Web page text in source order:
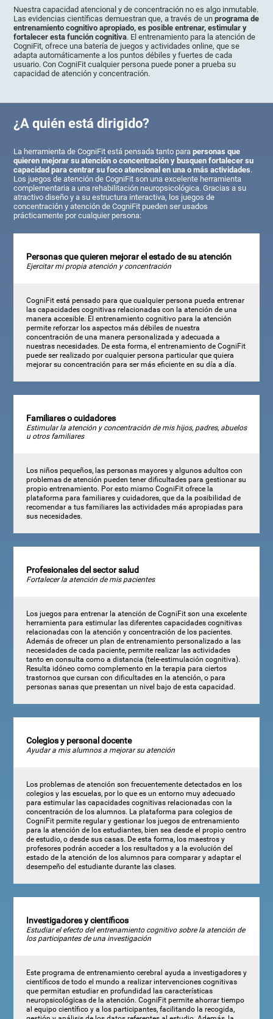
Nuestra capacidad atencional y de concentración no es algo inmutable.
Las evidencias científicas demuestran que, a través de unprograma de
entrenamiento cognitivo apropiado, es posible entrenar, estimular y
fortalecer esta función cognitiva. El entrenamiento para la atención de
CogniFit, ofrece una batería de juegos y actividades online, que se
adapta automáticamente a los puntos débiles y fuertes de cada
usuario. Con CogniFit cualquier persona puede poner a prueba su
capacidad de atención y concentración.
¿A quién está dirigido?
La herramienta de CogniFit está pensada tanto parapersonas que
quieren mejorar su atención o concentración y busquen fortalecer su
capacidad para centrar su foco atencional en una o más actividades.
Los juegos de atención de CogniFit son una excelente herramienta
complementaria a una rehabilitación neuropsicológica. Gracias a su
atractivo diseño y a su estructura interactiva, los juegos de
concentración y atención de CogniFit pueden ser usados
prácticamente por cualquier persona:
Personas que quieren mejorar el estado de su atención
Ejercitar mi propia atención y concentración
CogniFit está pensado para que cualquier persona pueda entrenar
las capacidades cognitivas relacionadas con la atención de una
manera accesible. El entrenamiento cognitivo para la atención
permite reforzar los aspectos más débiles de nuestra
concentración de una manera personalizada y adecuada a
nuestras necesidades. De esta forma, el entrenamiento de CogniFit
puede ser realizado por cualquier persona particular que quiera
mejorar su concentración para ser más eficiente en su día a día.
Familiares o cuidadores
Estimular la atención y concentración de mis hijos, padres, abuelos
u otros familiares
Los niños pequeños, las personas mayores y algunos adultos con
problemas de atención pueden tener dificultades para gestionar su
propio entrenamiento. Por esto mismo CogniFit ofrece la
plataforma para familiares y cuidadores, que da la posibilidad de
recomendar a tus familiares las actividades más apropiadas para
sus necesidades.
Profesionales del sector salud
Fortalecer la atención de mis pacientes
Los juegos para entrenar la atención de CogniFit son una excelente
herramienta para estimular las diferentes capacidades cognitivas
relacionadas con la atención y concentración de los pacientes.
Además de ofrecer un plan de entrenamiento personalizado a las
necesidades de cada paciente, permite realizar las actividades
tanto en consulta como a distancia (tele-estimulación cognitiva).
Resulta idóneo como complemento en la terapia para ciertos
trastornos que cursan con dificultades en la atención, o para
personas sanas que presentan un nivel bajo de esta capacidad.
Colegios y personal docente
Ayudar a mis alumnos a mejorar su atención
Los problemas de atención son frecuentemente detectados en los
colegios y las escuelas, por lo que es un entorno muy adecuado
para estimular las capacidades cognitivas relacionadas con la
concentración de los alumnos. La plataforma para colegios de
CogniFit permite regular y gestionar los juegos de entrenamiento
para la atención de los estudiantes, bien sea desde el propio centro
de estudio, o desde sus casas. De esta forma, los maestros y
profesores podrán acceder a los resultados y a la evolución del
estado de la atención de los alumnos para comparar y adaptar el
desempeño del estudiante durante las clases.
Investigadores y científicos
Estudiar el efecto del entrenamiento cognitivo sobre la atención de
los participantes de una investigación
Este programa de entrenamiento cerebral ayuda a investigadores y
científicos de todo el mundo a realizar intervenciones cognitivas
que permitan estudiar en profundidad las características
neuropsicológicas de la atención. CogniFit permite ahorrar tiempo
al equipo científico y a los participantes, facilitando la recogida,